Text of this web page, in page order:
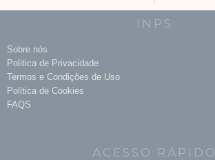
INPS
Sobre nós
Politica de Privacidade
Termos e Condições de Uso
Politica de Cookies
FAQS
ACESSO RÁPIDO